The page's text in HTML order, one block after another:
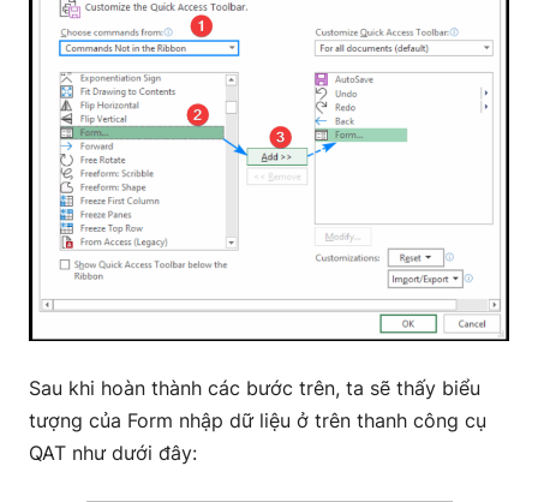
Sau khi hoàn thành các bước trên, ta sẽ thấy biểu
tượng của Form nhập dữ liệu ở trên thanh công cụ
QAT như dưới đây: